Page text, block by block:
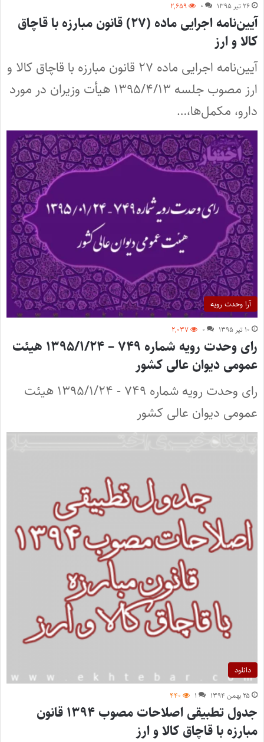
۲۶ تیر ۱۳۹۵ ۰ ۲,۶۵۹
آیین‌نامه اجرایی ماده (۲۷) قانون مبارزه با قاچاق
کالا و ارز
آیین‌نامه اجرایی ماده ۲۷ قانون مبارزه با قاچاق کالا و
ارز مصوب جلسه ۱۳۹۵/۴/۱۳ هیأت وزیران در مورد
دارو، مکمل‌ها،…
آرا وحدت رویه
۱۰ تیر ۱۳۹۵ ۰ ۲,۰۳۷
رای وحدت‌ رویه شماره ۷۴۹ – ۱۳۹۵/۱/۲۴ هیئت‌
عمومی دیوان ‌عالی ‌کشور
رای وحدت‌ رویه شماره ۷۴۹ - ۱۳۹۵/۱/۲۴ هیئت‌
عمومی دیوان ‌عالی ‌کشور
دانلود
۲۵ بهمن ۱۳۹۴ ۱ ۴۴۰
جدول تطبیقی اصلاحات مصوب ۱۳۹۴ قانون
مبارزه با قاچاق کالا و ارز